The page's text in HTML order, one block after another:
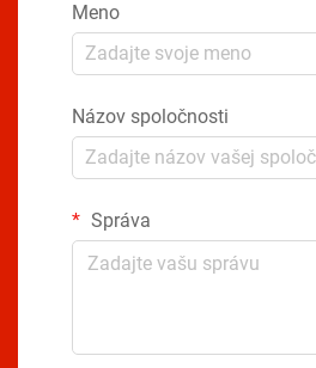
Meno
Názov spoločnosti
Správa